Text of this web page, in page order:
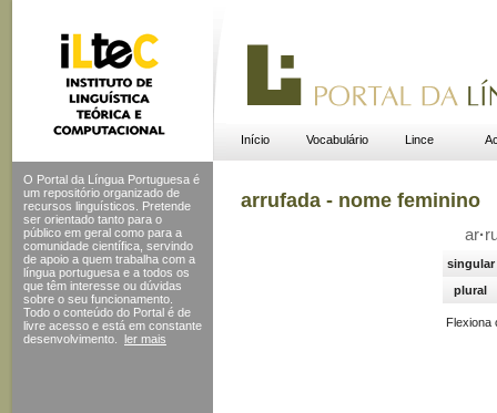
Início Vocabulário Lince
O Portal da Língua Portuguesa é
um repositório organizado de
recursos linguísticos. Pretende
ser orientado tanto para o
público em geral como para a
comunidade científica, servindo
de apoio a quem trabalha com a
língua portuguesa e a todos os
que têm interesse ou dúvidas
sobre o seu funcionamento.
Todo o conteúdo do Portal é de
livre acesso e está em constante
desenvolvimento.
ler mais
arrufada - nome feminino
ar·
singular
plural
Flexiona